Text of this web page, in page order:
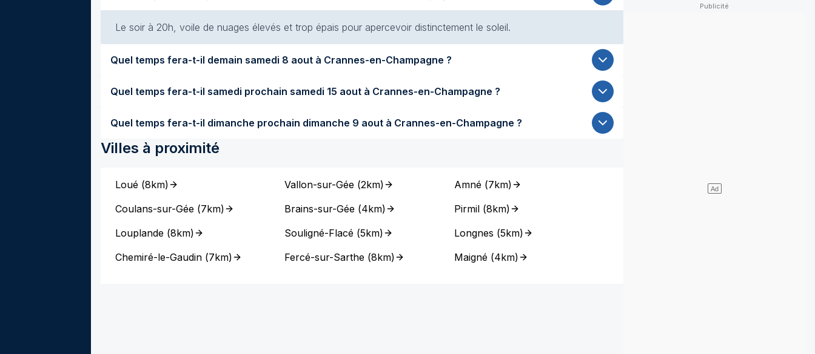
Le soir à 20h, voile de nuages élevés et trop épais pour apercevoir distinctement le soleil.
Quel temps fera-t-il demain samedi 8 aout à Crannes-en-Champagne ?
Quel temps fera-t-il samedi prochain samedi 15 aout à Crannes-en-Champagne ?
Quel temps fera-t-il dimanche prochain dimanche 9 aout à Crannes-en-Champagne ?
Villes à proximité
Loué (8km)
Coulans-sur-Gée (7km)
Louplande (8km)
Chemiré-le-Gaudin (7km)
Vallon-sur-Gée (2km)
Brains-sur-Gée (4km)
Souligné-Flacé (5km)
Fercé-sur-Sarthe (8km)
Amné(7km)
Pirmil(8km)
Longnes (5km)
Maigné(4km)